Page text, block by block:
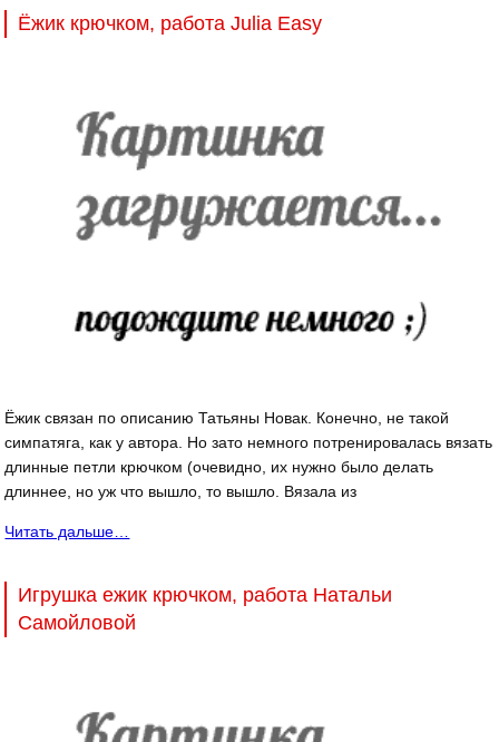
Ёжик крючком, работа Julia Easy
Ёжик связан по описанию Татьяны Новак. Конечно, не такой
симпатяга, как у автора. Но зато немного потренировалась вязать
длинные петли крючком (очевидно, их нужно было делать
длиннее, но уж что вышло, то вышло. Вязала из
Читать дальше…
Игрушка ежик крючком, работа Натальи
Самойловой